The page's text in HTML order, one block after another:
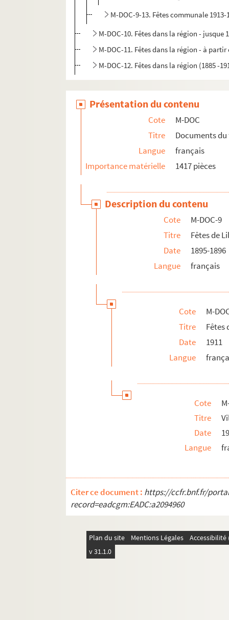
M-DOC-9-13. Fêtes communale 1913-
M-DOC-10. Fêtes dans la région - jusque
M-DOC-11. Fêtes dans la région - à partir
M-DOC-12. Fêtes dans la région (1885 -
Présentation du contenu
Cote
M-DOC
Titre
Documents
Langue
français
Importance matérielle
1417 pièces
Description du contenu
Cote
M-DOC-9
Titre
Fêtes de
Date
1895-1896
Langue
français
Cote
M-
Titre
Fêtes
Date
1911
Langue
Cote
Titre
Date
Langue
Citer ce document : https://ccfr.bnf.fr/
record=eadcgm:EADC:a2094960
Plan du site Mentions Légales
v 31.1.0